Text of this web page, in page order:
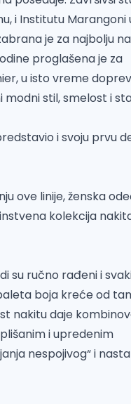
i Institutu Marangoni
je za najbolju na
proglašena je za
u isto vreme
stil, smelost i
i svoju prvu
ove linije, ženska
kolekcija
su ručno rađeni i
boja kreće od
nakitu daje
i upredenim
nespojivog“ i